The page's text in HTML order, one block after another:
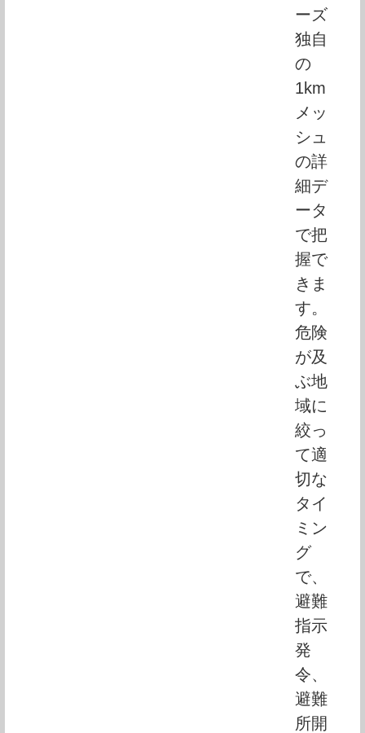
ーズ
独自
の
1km
メッ
シュ
の詳
細デ
ータ
で把
握で
きま
す。
危険
が及
ぶ地
域に
絞っ
て適
切な
タイ
ミン
グ
で、
避難
指示
発
令、
避難
所開